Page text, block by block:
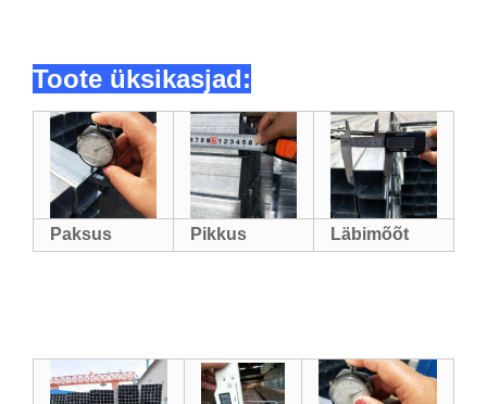
Toote üksikasjad:
Paksus Pikkus Läbimõõt